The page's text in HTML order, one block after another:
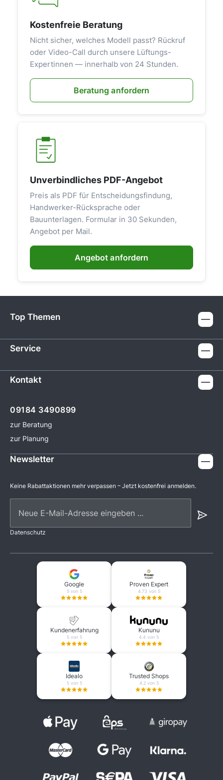
Kostenfreie Beratung
Nicht sicher, welches Modell passt? Rückruf
oder Video-Call durch unsere Lüftungs-
Expertinnen — innerhalb von 24 Stunden.
Beratung anfordern
Unverbindliches PDF-Angebot
Preis als PDF für Entscheidungsfindung,
Handwerker-Rücksprache oder
Bauunterlagen. Formular in 30 Sekunden,
Angebot per Mail.
Angebot anfordern
Top Themen
Service
Kontakt
09184 3490899
zur Beratung
zur Planung
Newsletter
Keine Rabattaktionen mehr verpassen – Jetzt kostenfrei anmelden.
Datenschutz
Google
5 von 5
Proven Expert
4.73 von 5
Kundenerfahrung
5 von 5
Kununu
4.4 von 5
Idealo
5 von 5
Trusted Shops
4.2 von 5